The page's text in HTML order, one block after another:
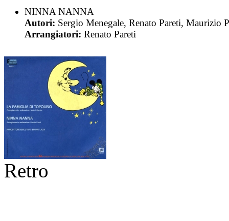
NINNA NANNA
Autori: Sergio Menegale, Renato Pareti, Maurizio
Arrangiatori: Renato Pareti
Retro